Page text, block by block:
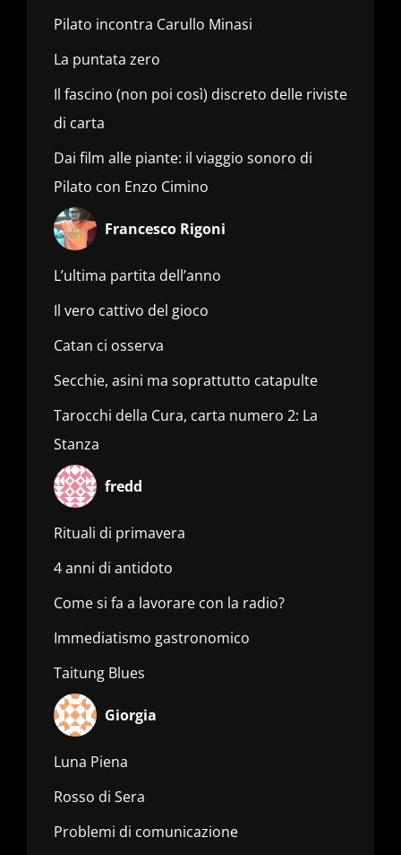
Pilato incontra Carullo Minasi
La puntata zero
Il fascino (non poi così) discreto delle riviste
di carta
Dai film alle piante: il viaggio sonoro di
Pilato con Enzo Cimino
Francesco Rigoni
L’ultima partita dell’anno
Il vero cattivo del gioco
Catan ci osserva
Secchie, asini ma soprattutto catapulte
Tarocchi della Cura, carta numero 2: La
Stanza
fredd
Rituali di primavera
4 anni di antidoto
Come si fa a lavorare con la radio?
Immediatismo gastronomico
Taitung Blues
Giorgia
Luna Piena
Rosso di Sera
Problemi di comunicazione